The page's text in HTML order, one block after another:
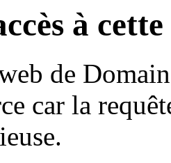
à
de
car la